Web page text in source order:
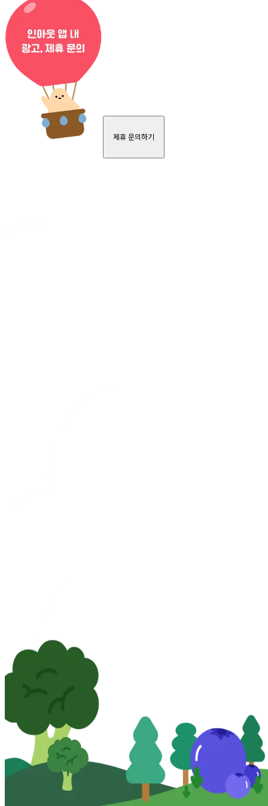
제휴 문의하기